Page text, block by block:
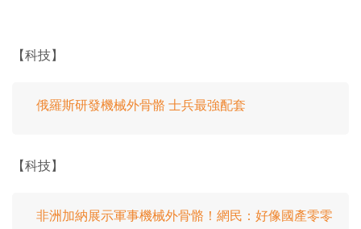
【科技】
俄羅斯研發機械外骨骼 士兵最強配套
【科技】
非洲加納展示軍事機械外骨骼！網民：好像國產零零